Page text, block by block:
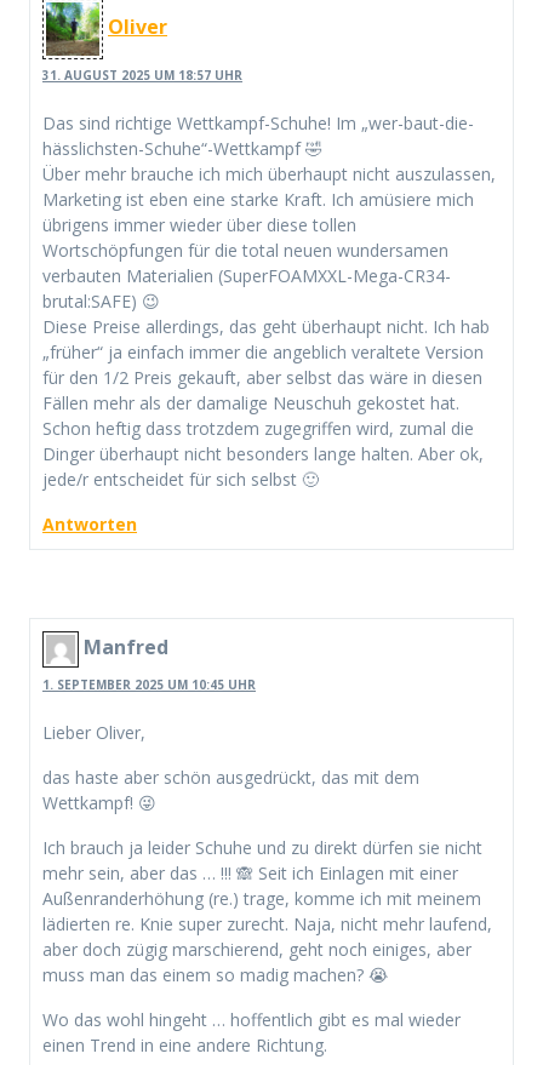
Oliver
31. AUGUST 2025 UM 18:57 UHR
Das sind richtige Wettkampf-Schuhe! Im „wer-baut-die-
hässlichsten-Schuhe“-Wettkampf 🤣
Über mehr brauche ich mich überhaupt nicht auszulassen,
Marketing ist eben eine starke Kraft. Ich amüsiere mich
übrigens immer wieder über diese tollen
Wortschöpfungen für die total neuen wundersamen
verbauten Materialien (SuperFOAMXXL-Mega-CR34-
brutal:SAFE) 😉
Diese Preise allerdings, das geht überhaupt nicht. Ich hab
„früher“ ja einfach immer die angeblich veraltete Version
für den 1/2 Preis gekauft, aber selbst das wäre in diesen
Fällen mehr als der damalige Neuschuh gekostet hat.
Schon heftig dass trotzdem zugegriffen wird, zumal die
Dinger überhaupt nicht besonders lange halten. Aber ok,
jede/r entscheidet für sich selbst 🙂
Antworten
Manfred
1. SEPTEMBER 2025 UM 10:45 UHR
Lieber Oliver,
das haste aber schön ausgedrückt, das mit dem
Wettkampf! 😜
Ich brauch ja leider Schuhe und zu direkt dürfen sie nicht
mehr sein, aber das … !!! 🙈 Seit ich Einlagen mit einer
Außenranderhöhung (re.) trage, komme ich mit meinem
lädierten re. Knie super zurecht. Naja, nicht mehr laufend,
aber doch zügig marschierend, geht noch einiges, aber
muss man das einem so madig machen? 😭
Wo das wohl hingeht … hoffentlich gibt es mal wieder
einen Trend in eine andere Richtung.